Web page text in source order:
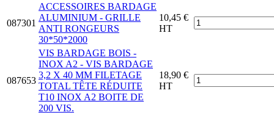
087301
ACCESSOIRES BARDAGE
ALUMINIUM - GRILLE
ANTI RONGEURS
30*50*2000
10,45 €
HT
087653
VIS BARDAGE BOIS -
INOX A2 - VIS BARDAGE
3,2 X 40 MM FILETAGE
TOTAL TÊTE RÉDUITE
T10 INOX A2 BOITE DE
200 VIS.
18,90 €
HT